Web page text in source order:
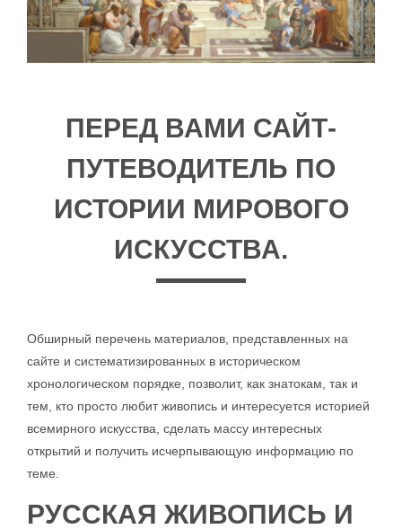
ПЕРЕД ВАМИ САЙТ-
ПУТЕВОДИТЕЛЬ ПО
ИСТОРИИ МИРОВОГО
ИСКУССТВА.
Обширный перечень материалов, представленных на
сайте и систематизированных в историческом
хронологическом порядке, позволит, как знатокам, так и
тем, кто просто любит живопись и интересуется историей
всемирного искусства, сделать массу интересных
открытий и получить исчерпывающую информацию по
теме.
РУССКАЯ ЖИВОПИСЬ И